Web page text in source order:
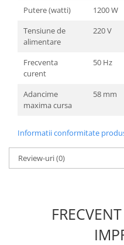
Putere (watti)
1200 W
Tensiune de
alimentare
220 V
Frecventa
curent
50 Hz
Adancime
maxima cursa
58 mm
Informatii conformitate
Review-uri(0)